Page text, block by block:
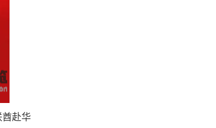
酋赴华